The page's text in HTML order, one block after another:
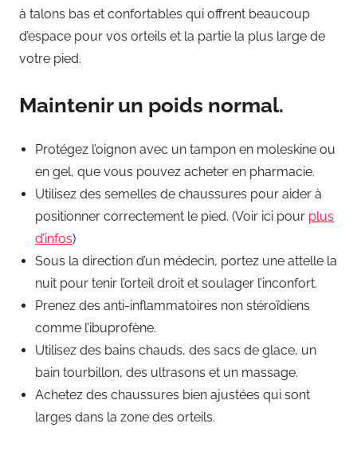
à talons bas et confortables qui offrent beaucoup
d’espace pour vos orteils et la partie la plus large de
votre pied.
Maintenir un poids normal.
Protégez l’oignon avec un tampon en moleskine ou
en gel, que vous pouvez acheter en pharmacie.
Utilisez des semelles de chaussures pour aider à
positionner correctement le pied. (Voir ici pour plus
d’infos)
Sous la direction d’un médecin, portez une attelle la
nuit pour tenir l’orteil droit et soulager l’inconfort.
Prenez des anti-inflammatoires non stéroïdiens
comme l’ibuprofène.
Utilisez des bains chauds, des sacs de glace, un
bain tourbillon, des ultrasons et un massage.
Achetez des chaussures bien ajustées qui sont
larges dans la zone des orteils.